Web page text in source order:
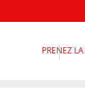
PRENEZ